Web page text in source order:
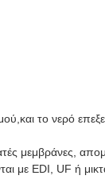
το νερό
μεμβράνες,
με EDI, UF ή